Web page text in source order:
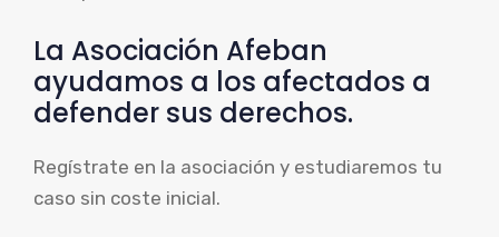
La Asociación Afeban
ayudamos a los afectados a
defender sus derechos.
Regístrate en la asociación y estudiaremos tu
caso sin coste inicial.